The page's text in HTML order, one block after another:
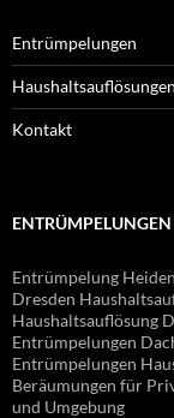
Entrümpelungen
Haushaltsauflösungen
Kontakt
Entrümpelung
Dresden
Haushaltsauflösung
Entrümpelungen
Entrümpelungen
Beräumungen für
und Umgebung